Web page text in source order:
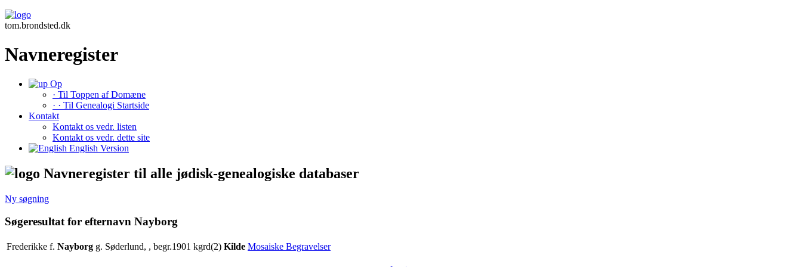
tom.brondsted.dk
Navneregister
Op
· Til Toppen af Domæne
· · Til Genealogi Startside
Kontakt
Kontakt os vedr. listen
Kontakt os vedr. dette site
English Version
Navneregister til alle jødisk-genealogiske databaser
Ny søgning
Søgeresultat for efternavn Nayborg
Frederikke f. Nayborg g. Søderlund, , begr.1901 kgrd(2) Kilde Mosaiske Begravelser